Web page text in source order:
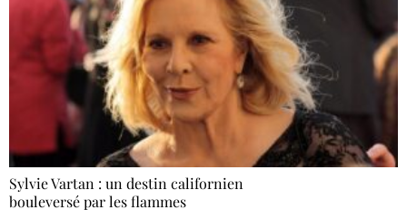
Sylvie Vartan : un destin californien
bouleversé par les flammes